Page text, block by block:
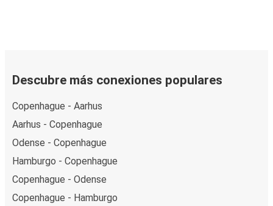
Descubre más conexiones populares
Copenhague - Aarhus
Aarhus - Copenhague
Odense - Copenhague
Hamburgo - Copenhague
Copenhague - Odense
Copenhague - Hamburgo